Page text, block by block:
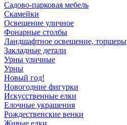
Садово-парковая мебель
Скамейки
Освещение уличное
Фонарные столбы
Ландшафтное освещение, торшеры
Закладные детали
Урны уличные
Урны
Новый год!
Новогодние фигурки
Искусственные елки
Елочные украшения
Рождественские венки
Живые елки